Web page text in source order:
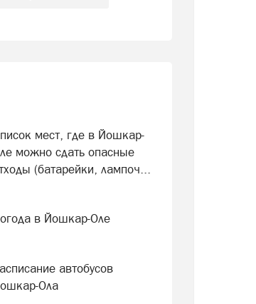
мест, где в Йошкар-
можно сдать опасные
(батарейки, лампоч...
в Йошкар-Оле
автобусов
Ола